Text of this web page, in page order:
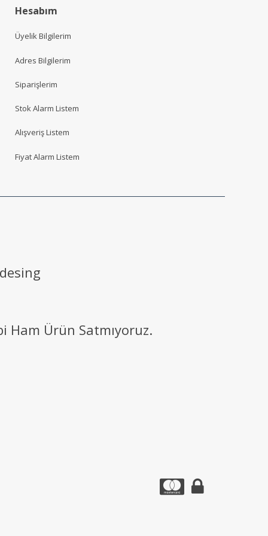
Hesabım
Üyelik Bilgilerim
Adres Bilgilerim
Siparişlerim
Stok Alarm Listem
Alışveriş Listem
Fiyat Alarm Listem
Ham Ürün Satmıyoruz.